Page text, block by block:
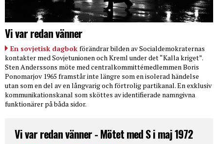
Vi var redan vänner
En sovjetisk dagbok förändrar bilden av Socialdemokraternas
kontakter med Sovjetunionen och Kreml under det “Kalla kriget”.
Sten Anderssons möte med centralkommittémedlemmen Boris
Ponomarjov 1965 framstår inte längre som en isolerad händelse
utan som en del av en långvarig och förtrolig partikanal. En exklusiv
kommunikationskanal som sköttes av identifierade namngivna
funktionärer på båda sidor.
Vi var redan vänner - Mötet med S i maj 1972